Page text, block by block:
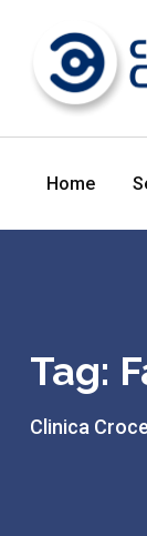
content
Home
Tag:
Clinica Croce